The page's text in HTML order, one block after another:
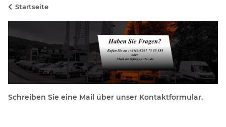
Startseite
Schreiben Sie eine Mail über unser Kontaktformular.